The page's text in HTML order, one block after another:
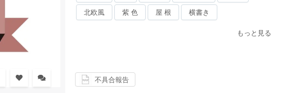
北欧風 紫 色 屋 根 横書き
もっと見る
不具合報告